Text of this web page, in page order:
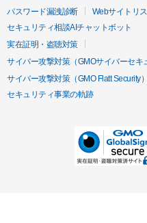
パスワード漏洩診断
Webサイトリ
セキュリティ相談AIチャットボット
実在証明・盗聴対策
サイバー攻撃対策（GMOサイバーセキ
サイバー攻撃対策（GMO Flatt Security）
セキュリティ事業の軌跡